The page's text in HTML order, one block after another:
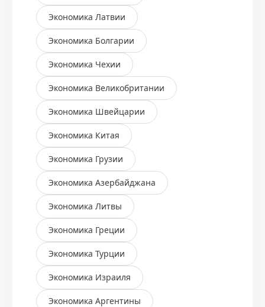
Экономика Латвии
Экономика Болгарии
Экономика Чехии
Экономика Великобритании
Экономика Швейцарии
Экономика Китая
Экономика Грузии
Экономика Азербайджана
Экономика Литвы
Экономика Греции
Экономика Турции
Экономика Израиля
Экономика Аргентины